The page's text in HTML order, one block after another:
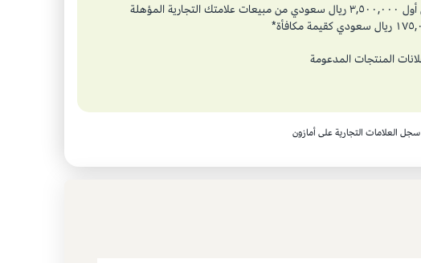
احصل على استرداد يصل إلى ٥٪ من أول ٣,٥٠٠,٠٠٠ ريال سعودي من مبيعات علامتك التجارية المؤهلة
العلامات التجارية على أمازون